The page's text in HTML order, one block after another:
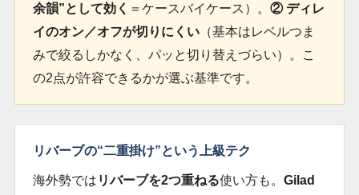
余韻”として効く ＝ケースバイケース）。 ② ディレ
イのオン／オフが切りにくい（基本はレベルつま
みで絞るしかなく、パッと切り替えづらい）。こ
の2点が許容できるかが選ぶ基準です。
リバーブの“二重掛け”という上級テク
海外勢では リバーブを2つ重ねる使い方も。 Gilad